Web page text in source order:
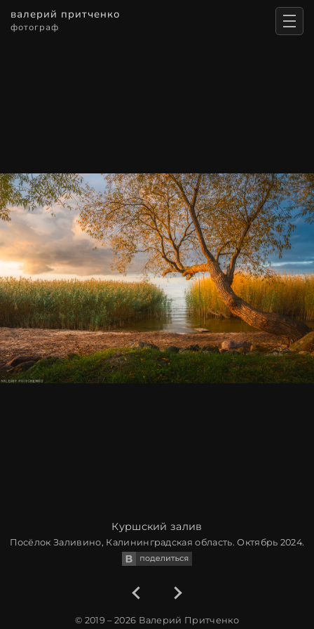
валерий притченко
фотограф
Куршский залив
Посёлок Заливино, Калининградская область. Октябрь 2024.
© 2019 – 2026 Валерий Притченко